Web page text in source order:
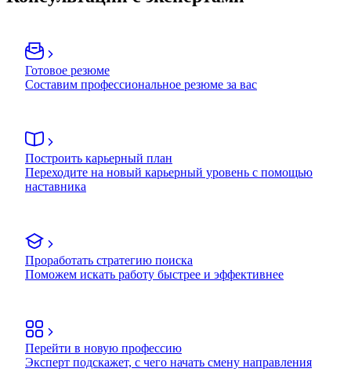
Готовое резюме
Составим профессиональное резюме за вас
Построить карьерный план
Переходите на новый карьерный уровень с помощью
наставника
Проработать стратегию поиска
Поможем искать работу быстрее и эффективнее
Перейти в новую профессию
Эксперт подскажет, с чего начать смену направления